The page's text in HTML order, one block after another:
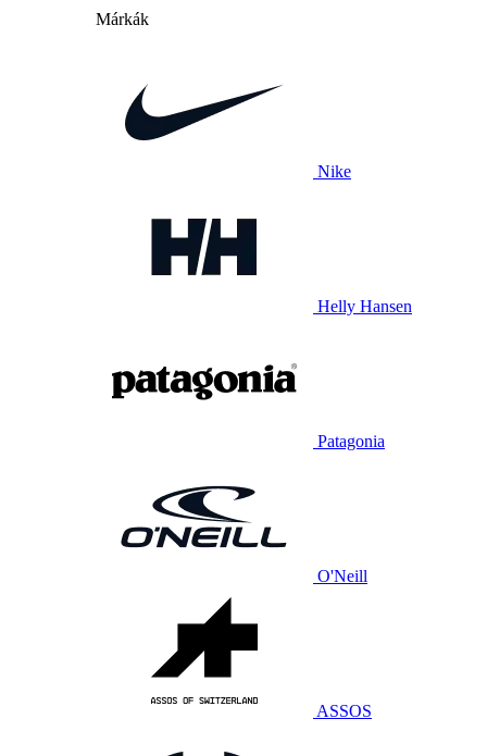
Márkák
Nike
Helly Hansen
Patagonia
O'Neill
ASSOS